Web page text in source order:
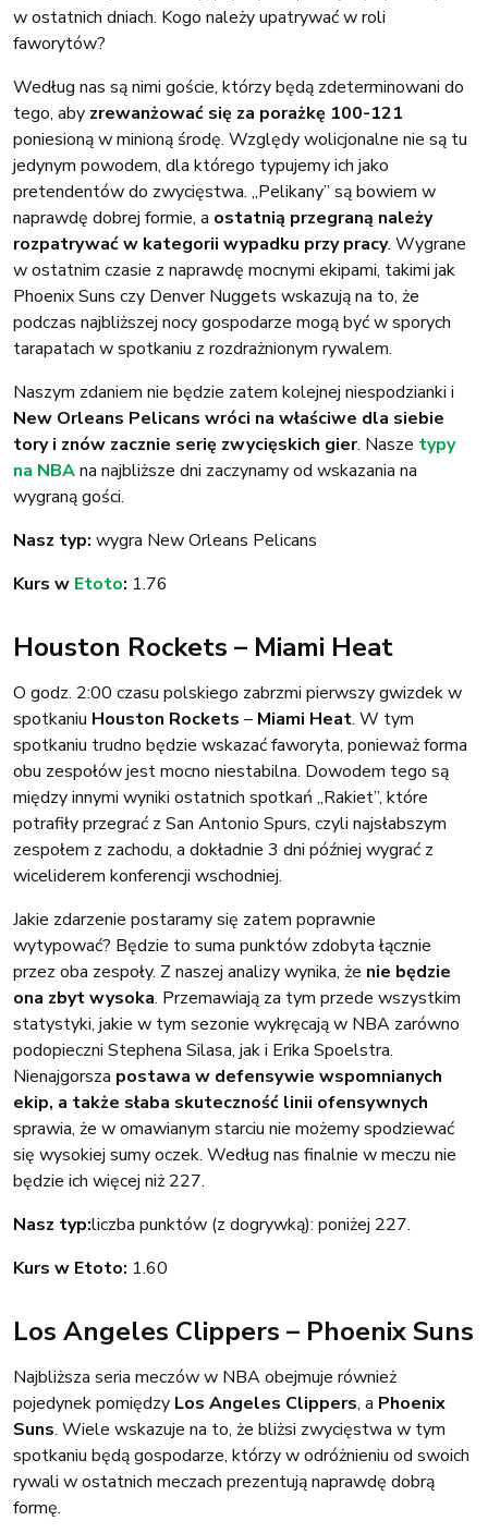
w ostatnich dniach. Kogo należy upatrywać w roli
faworytów?
Według nas są nimi goście, którzy będą zdeterminowani do
tego, aby zrewanżować się za porażkę 100-121
poniesioną w minioną środę. Względy wolicjonalne nie są tu
jedynym powodem, dla którego typujemy ich jako
pretendentów do zwycięstwa. „Pelikany” są bowiem w
naprawdę dobrej formie, a ostatnią przegraną należy
rozpatrywać w kategorii wypadku przy pracy. Wygrane
w ostatnim czasie z naprawdę mocnymi ekipami, takimi jak
Phoenix Suns czy Denver Nuggets wskazują na to, że
podczas najbliższej nocy gospodarze mogą być w sporych
tarapatach w spotkaniu z rozdrażnionym rywalem.
Naszym zdaniem nie będzie zatem kolejnej niespodzianki i
New Orleans Pelicans wróci na właściwe dla siebie
tory i znów zacznie serię zwycięskich gier. Nasze typy
na NBAna najbliższe dni zaczynamy od wskazania na
wygraną gości.
Nasz typ: wygra New Orleans Pelicans
Kurs w Etoto: 1.76
Houston Rockets – Miami Heat
O godz. 2:00 czasu polskiego zabrzmi pierwszy gwizdek w
spotkaniu Houston Rockets – Miami Heat. W tym
spotkaniu trudno będzie wskazać faworyta, ponieważ forma
obu zespołów jest mocno niestabilna. Dowodem tego są
między innymi wyniki ostatnich spotkań „Rakiet”, które
potrafiły przegrać z San Antonio Spurs, czyli najsłabszym
zespołem z zachodu, a dokładnie 3 dni później wygrać z
wiceliderem konferencji wschodniej.
Jakie zdarzenie postaramy się zatem poprawnie
wytypować? Będzie to suma punktów zdobyta łącznie
przez oba zespoły. Z naszej analizy wynika, że nie będzie
ona zbyt wysoka. Przemawiają za tym przede wszystkim
statystyki, jakie w tym sezonie wykręcają w NBA zarówno
podopieczni Stephena Silasa, jak i Erika Spoelstra.
Nienajgorsza postawa w defensywie wspomnianych
ekip, a także słaba skuteczność linii ofensywnych
sprawia, że w omawianym starciu nie możemy spodziewać
się wysokiej sumy oczek. Według nas finalnie w meczu nie
będzie ich więcej niż 227.
Nasz typ:liczba punktów (z dogrywką): poniżej 227.
Kurs w Etoto: 1.60
Los Angeles Clippers – Phoenix Suns
Najbliższa seria meczów w NBA obejmuje również
pojedynek pomiędzy Los Angeles Clippers, a Phoenix
Suns. Wiele wskazuje na to, że bliżsi zwycięstwa w tym
spotkaniu będą gospodarze, którzy w odróżnieniu od swoich
rywali w ostatnich meczach prezentują naprawdę dobrą
formę.